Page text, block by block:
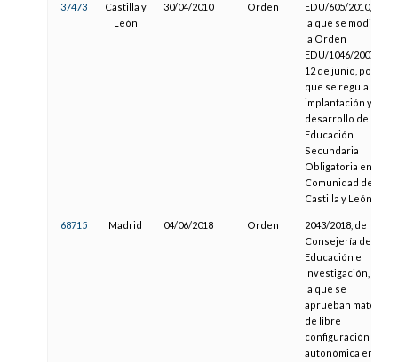
37473
Castilla y
León
30/04/2010 Orden
EDU/605/2010, por
la que se modifica
la Orden
EDU/1046/2007, de
12 de junio, por la
que se regula la
implantación y el
desarrollo de la
Educación
Secundaria
Obligatoria en la
Comunidad de
Castilla y León
68715 Madrid 04/06/2018 Orden
2043/2018, de la
Consejería de
Educación e
Investigación, por
la que se
aprueban materias
de libre
configuración
autonómica en la